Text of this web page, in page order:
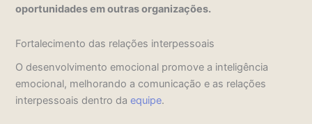
oportunidades em outras organizações.
Fortalecimento das relações interpessoais
O desenvolvimento emocional promove a inteligência
emocional, melhorando a comunicação e as relações
interpessoais dentro daequipe.